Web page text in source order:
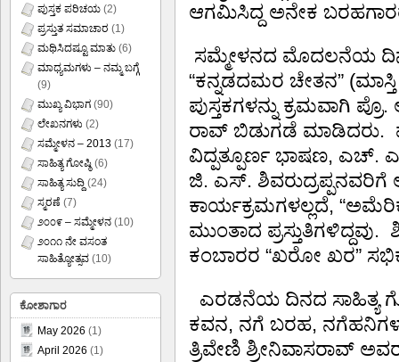
ಆಗಮಿಸಿದ್ದ ಅನೇಕ
ಸಮ್ಮೇಳನದ ಮೊದಲನೆಯ
“ಕನ್ನಡದಮರ ಚೇತನ”
ಪುಸ್ತಕಗಳನ್ನು ಕ್ರಮವಾಗಿ
ರಾವ್ ಬಿಡುಗಡೆ ಮಾಡಿದರು.
ವಿದ್ಪತ್ಪೂರ್ಣ ಭಾಷಣ, ಎಚ್.
ಜಿ. ಎಸ್.
ಕಾರ್ಯಕ್ರಮಗಳಲ್ಲದೆ,
ಮುಂತಾದ
ಕಂಬಾರರ “ಖರೋ ಖರ”
ಎರಡನೆಯ ದಿನದ ಸಾಹಿತ್ಯ
ಕವನ, ನಗೆ ಬರಹ,
ತ್ರಿವೇಣಿ ಶ್ರೀನಿವಾಸರಾವ್
ಪುಸ್ತಕ ಪರಿಚಯ (2)
ಪ್ರಸ್ತುತ ಸಮಾಚಾರ (1)
ಮಥಿಸಿದಷ್ಟೂ ಮಾತು (6)
ಮಾಧ್ಯಮಗಳು – ನಮ್ಮ ಬಗ್ಗೆ
(9)
ಮುಖ್ಯ ವಿಭಾಗ (90)
ಲೇಖನಗಳು (2)
ಸಮ್ಮೇಳನ – 2013 (17)
ಸಾಹಿತ್ಯ ಗೋಷ್ಠಿ (6)
ಸಾಹಿತ್ಯ ಸುದ್ದಿ (24)
ಸ್ಮರಣೆ (7)
೨೦೦೯ – ಸಮ್ಮೇಳನ (10)
೨೦೧೧ ನೇ ವಸಂತ
ಸಾಹಿತ್ಯೋತ್ಸವ (10)
ಕೋಶಾಗಾರ
May 2026 (1)
April 2026 (1)